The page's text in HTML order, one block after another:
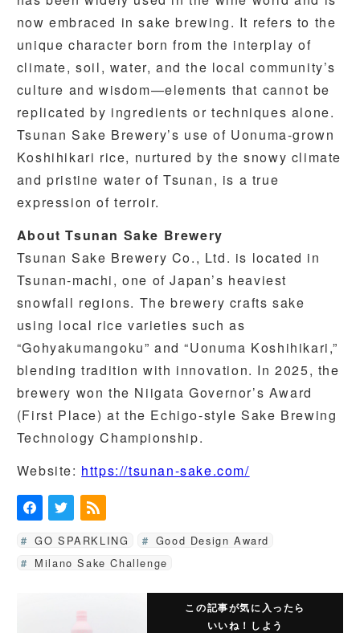
now embraced in sake brewing. It refers to the
unique character born from the interplay of
climate, soil, water, and the local community’s
culture and wisdom—elements that cannot be
replicated by ingredients or techniques alone.
Tsunan Sake Brewery’s use of Uonuma-grown
Koshihikari rice, nurtured by the snowy climate
and pristine water of Tsunan, is a true
expression of terroir.
About Tsunan Sake Brewery
Tsunan Sake Brewery Co., Ltd. is located in
Tsunan-machi, one of Japan’s heaviest
snowfall regions. The brewery crafts sake
using local rice varieties such as
“Gohyakumangoku” and “Uonuma Koshihikari,”
blending tradition with innovation. In 2025, the
brewery won the Niigata Governor’s Award
(First Place) at the Echigo-style Sake Brewing
Technology Championship.
Website: https://tsunan-sake.com/
GO SPARKLING
Good Design Award
Milano Sake Challenge
この記事が気に入ったら
いいね！しよう